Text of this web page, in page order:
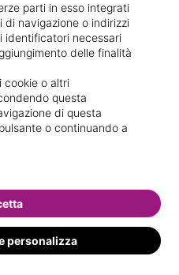
del
di Antonietta
parti in esso integrati
navigazione o indirizzi
identificatori necessari
delle finalità
cookie o altri
questa
di questa
o continuando a
personalizza